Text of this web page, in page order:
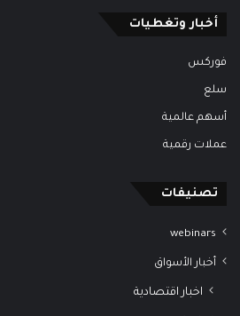
أخبار وتغطيات
فوركس
سلع
أسهم عالمية
عملات رقمية
تصنيفات
webinars
أخبار الأسواق
اخبار اقتصادية